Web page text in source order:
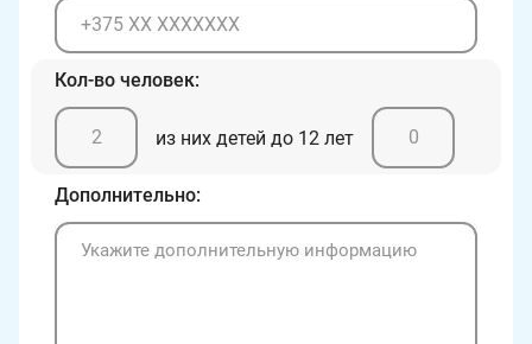
Кол-во человек:
из них детей до 12 лет
Дополнительно: